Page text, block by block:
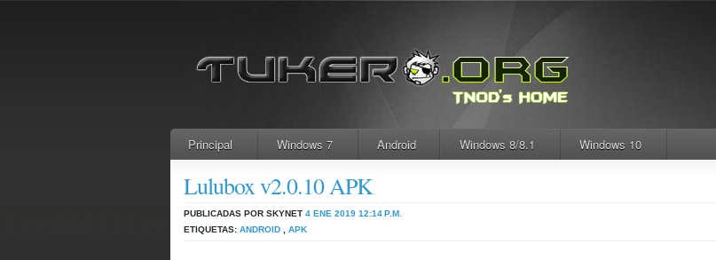
Principal Windows 7 Android Windows 8/8.1 Windows 10
Lulubox v2.0.10 APK
PUBLICADAS POR SKYNET 4 ENE 2019 12:14 P.M.
ETIQUETAS: ANDROID APK